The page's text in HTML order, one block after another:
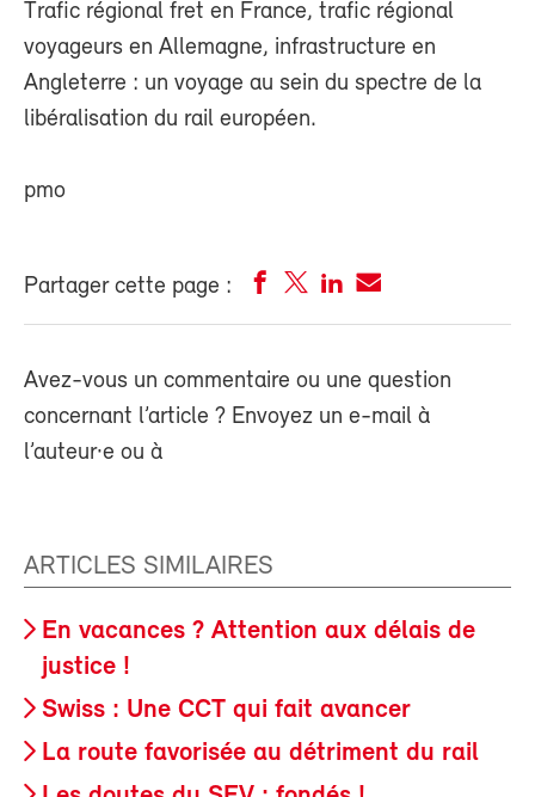
Trafic régional fret en France, trafic régional
voyageurs en Allemagne, infrastructure en
Angleterre : un voyage au sein du spectre de la
libéralisation du rail européen.
pmo
Partager cette page :
Avez-vous un commentaire ou une question
concernant l’article ? Envoyez un e-mail à
l’auteur·e ou à
ARTICLES SIMILAIRES
En vacances ? Attention aux délais de
justice !
Swiss : Une CCT qui fait avancer
La route favorisée au détriment du rail